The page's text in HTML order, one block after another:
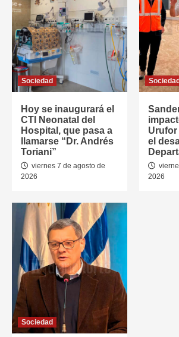
Sociedad
Hoy se inaugurará el
CTI Neonatal del
Hospital, que pasa a
llamarse “Dr. Andrés
Toriani”
viernes 7 de agosto de
2026
Sociedad
Urufor
el
2026
Sociedad